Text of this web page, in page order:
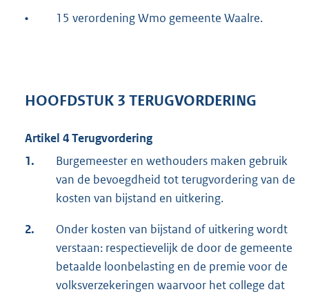
• 15 verordening Wmo gemeente Waalre.
HOOFDSTUK 3 TERUGVORDERING
Artikel 4 Terugvordering
1.
Burgemeester en wethouders maken gebruik
van de bevoegdheid tot terugvordering van de
kosten van bijstand en uitkering.
2.
Onder kosten van bijstand of uitkering wordt
verstaan: respectievelijk de door de gemeente
betaalde loonbelasting en de premie voor de
volksverzekeringen waarvoor het college dat